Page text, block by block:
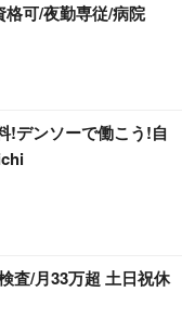
格可/夜勤専従/病院
!デンソーで働こう!自
査/月33万超 土日祝休